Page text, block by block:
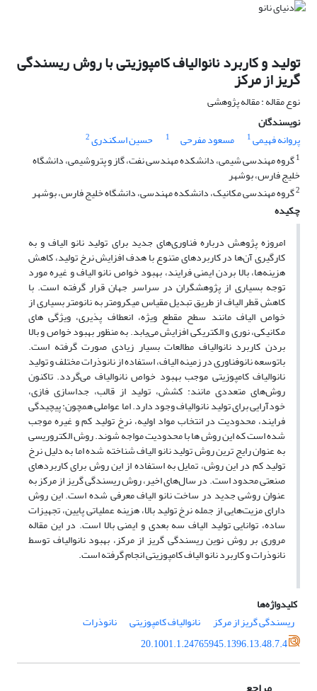
تولید و کاربرد نانوالیاف کامپوزیتی با روش ریسندگی
گریز از مرکز
نوع مقاله : مقاله پژوهشی
نویسندگان
پروانه فهیمی1 مسعود مفرحی 1 حسین اسکندری2
1گروه مهندسی شیمی، دانشکده مهندسی نفت، گاز و پتروشیمی، دانشگاه
خلیج فارس، بوشهر
2گروه مهندسی مکانیک، دانشکده مهندسی، دانشگاه خلیج فارس، بوشهر
چکیده
امروزه پژوهش درباره فناوری‌های جدید برای تولید نانو الیاف و به
کارگیری آن‌ها در کاربردهای متنوع با هدف افزایش نرخ تولید، کاهش
هزینه‌ها، بالا بردن ایمنی فرایند، بهبود خواص نانو الیاف و غیره مورد
توجه بسیاری از پژوهشگران در سراسر جهان قرار گرفته است. با
کاهش قطر الیاف از طریق تبدیل مقیاس میکرومتر به نانومتر بسیاری از
خواص الیاف مانند سطح مقطع ویژه، انعطاف پذیری، ویژگی های
مکانیکی، نوری و الکتریکی افزایش می‌یابد. به منظور بهبود خواص و بالا
بردن کاربرد نانوالیاف مطالعات بسیار زیادی صورت گرفته است.
باتوسعه نانوفناوری در زمینه الیاف، استفاده از نانوذرات مختلف و تولید
نانوالیاف کامپوزیتی موجب بهبود خواص نانوالیاف می‌گردد. تاکنون
روش‌های متعددی مانند: کشش، تولید از قالب، جداسازی فازی،
خودآرایی برای تولید نانوالیاف وجود دارد. اما عواملی همچون: پیچیدگی
فرایند، محدودیت در انتخاب مواد اولیه، نرخ تولید کم و غیره موجب
شده است که این روش ها با محدودیت مواجه شوند. روش الکتروریسی
به عنوان رایج ترین روش تولید نانو الیاف شناخته شده اما به دلیل نرخ
تولید کم در این روش، تمایل به استفاده از این روش برای کاربردهای
صنعتی محدود است. در سال‌های اخیر، روش ریسندگی گریز از مرکز به
عنوان روشی جدید در ساخت نانو الیاف معرفی شده است. این روش
دارای مزیت‌هایی از جمله نرخ تولید بالا، هزینه عملیاتی پایین، تجهیزات
ساده، توانایی تولید الیاف سه بعدی و ایمنی بالا است. در این مقاله
مروری بر روش نوین ریسندگی گریز از مرکز، بهبود نانوالیاف توسط
نانوذرات و کاربرد نانو الیاف کامپوزیتی انجام گرفته است.
کلیدواژه‌ها
ریسندگی گریز از مرکز
نانوالیاف کامپوزیتی
نانوذرات
20.1001.1.24765945.1396.13.48.7.4